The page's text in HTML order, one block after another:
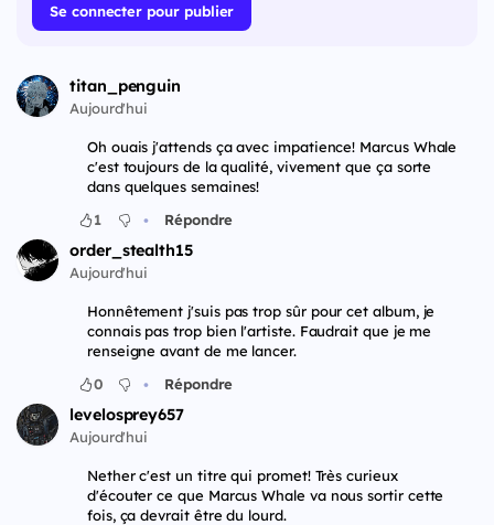
Se connecter pour publier
titan_penguin
Aujourd'hui
Oh ouais j'attends ça avec impatience! Marcus Whale
c'est toujours de la qualité, vivement que ça sorte
dans quelques semaines!
1
• Répondre
order_stealth15
Aujourd'hui
Honnêtement j'suis pas trop sûr pour cet album, je
connais pas trop bien l'artiste. Faudrait que je me
renseigne avant de me lancer.
0
• Répondre
levelosprey657
Aujourd'hui
Nether c'est un titre qui promet! Très curieux
d'écouter ce que Marcus Whale va nous sortir cette
fois, ça devrait être du lourd.